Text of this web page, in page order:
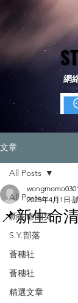
網
文章
All Posts
新生命團契
S.Y.部落
薈穗社
薈穗社
精選文章
All Posts
📌新生命
wongmomo0301
2025年4月1日